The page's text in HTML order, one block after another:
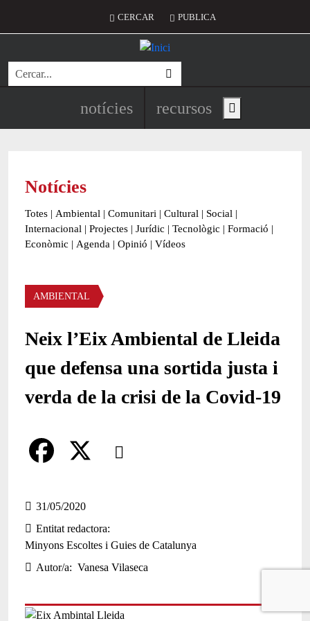
Menú del compte d'usuari
CERCAR PUBLICA
Cerca
Navegació principal de
notícies recursos Show main menu
Notícies
Totes | Ambiental | Comunitari | Cultural | Social |
Internacional | Projectes | Jurídic | Tecnològic | Formació |
Econòmic | Agenda | Opinió | Vídeos
Àmbit de la notícia
AMBIENTAL
Neix l’Eix Ambiental de Lleida
que defensa una sortida justa i
verda de la crisi de la Covid-19
Comparteix
a
c
o
31/05/2020
Entitat redactora
Minyons Escoltes i Guies de Catalunya
Autor/a
Vanesa Vilaseca